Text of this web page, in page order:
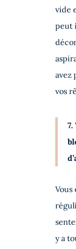
vide
peut
avez
vos
7.
Vous
y a